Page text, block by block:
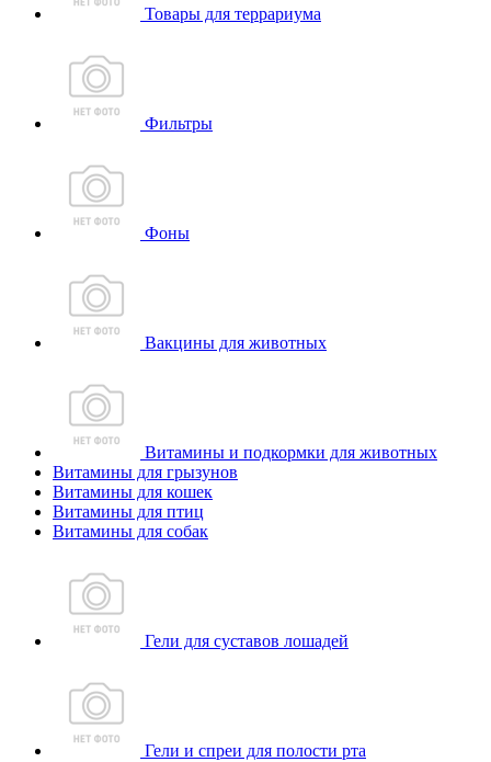
Товары для террариума
Фильтры
Фоны
Вакцины для животных
Витамины и подкормки для животных
Витамины для грызунов
Витамины для кошек
Витамины для птиц
Витамины для собак
Гели для суставов лошадей
Гели и спреи для полости рта